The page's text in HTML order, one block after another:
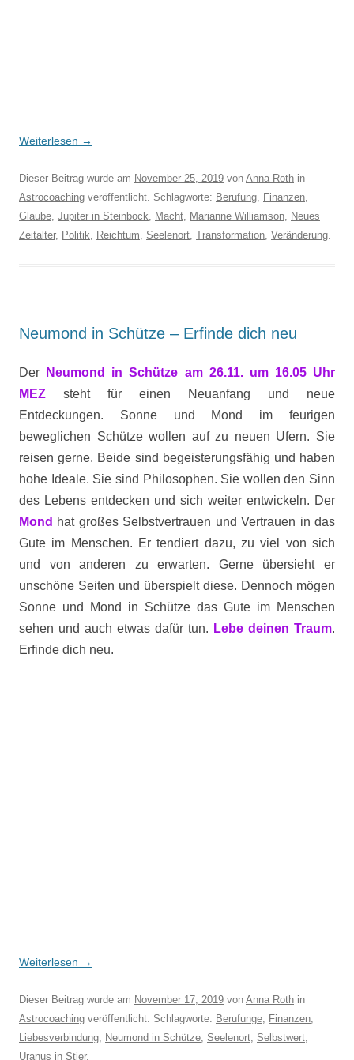
Weiterlesen →
Dieser Beitrag wurde am November 25, 2019 von Anna Roth in
Astrocoaching veröffentlicht. Schlagworte: Berufung, Finanzen,
Glaube, Jupiter in Steinbock, Macht, Marianne Williamson, Neues
Zeitalter, Politik, Reichtum, Seelenort, Transformation, Veränderung.
Neumond in Schütze – Erfinde dich neu
Der
Neumond in Schütze am 26.11. um 16.05 Uhr
MEZ steht für einen Neuanfang und neue
Entdeckungen. Sonne und Mond im feurigen
beweglichen Schütze wollen auf zu neuen Ufern. Sie
reisen gerne. Beide sind begeisterungsfähig und haben
hohe Ideale. Sie sind Philosophen. Sie wollen den Sinn
des Lebens entdecken und sich weiter entwickeln. Der
Mond hat großes Selbstvertrauen und Vertrauen in das
Gute im Menschen. Er tendiert dazu, zu viel von sich
und von anderen zu erwarten. Gerne übersieht er
unschöne Seiten und überspielt diese. Dennoch mögen
Sonne und Mond in Schütze das Gute im Menschen
sehen und auch etwas dafür tun. Lebe deinen Traum.
Erfinde dich neu.
Weiterlesen →
Dieser Beitrag wurde am November 17, 2019 von Anna Roth in
Astrocoaching veröffentlicht. Schlagworte: Berufunge, Finanzen,
Liebesverbindung, Neumond in Schütze, Seelenort, Selbstwert,
Uranus in Stier.